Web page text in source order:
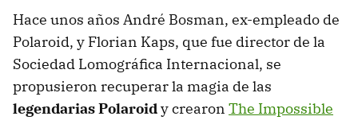
Hace unos años André Bosman, ex-empleado de
Polaroid, y Florian Kaps, que fue director de la
Sociedad Lomográfica Internacional, se
propusieron recuperar la magia de las
legendarias Polaroidy crearon The Impossible